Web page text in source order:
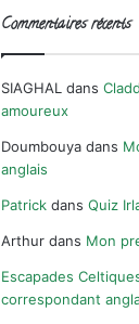
Commentaires récents
SIAGHAL dans
amoureux
Doumbouya dans
anglais
Patrick dansQuiz
Arthur dans Mon
Escapades
correspondant